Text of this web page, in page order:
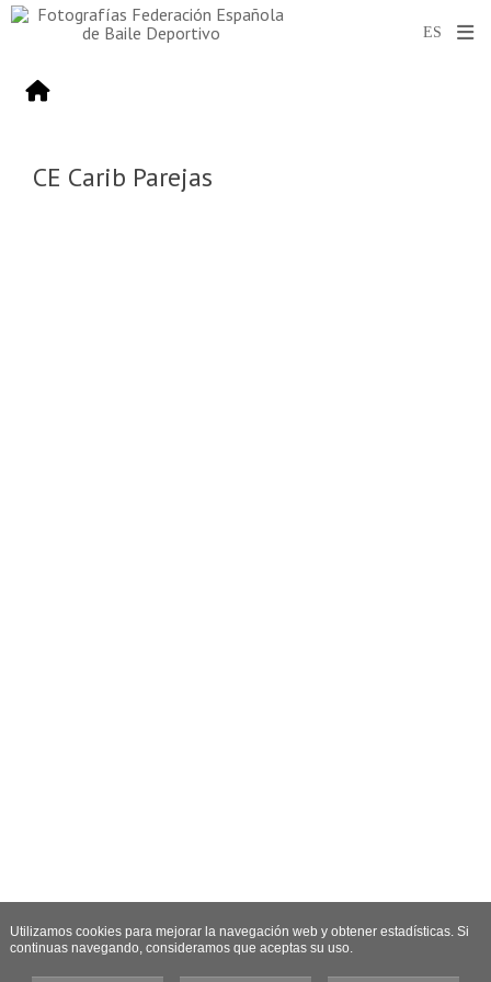
CE Carib Parejas
Utilizamos cookies para mejorar la navegación web y obtener estadísticas. Si
continuas navegando, consideramos que aceptas su uso.